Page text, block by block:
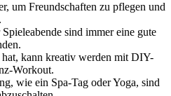
um Freundschaften zu pflegen und
sind immer eine gute
kann kreativ werden mit DIY-
Workout.
wie ein Spa-Tag oder Yoga, sind